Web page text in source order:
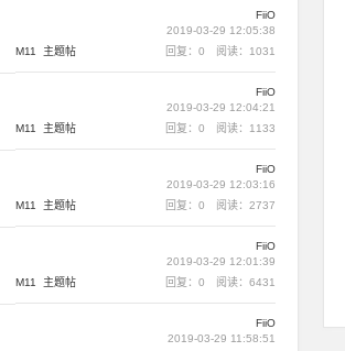
FiiO
2019-03-29 12:05:38
M11 主题帖 回复：0 阅读：1031
FiiO
2019-03-29 12:04:21
M11 主题帖 回复：0 阅读：1133
FiiO
2019-03-29 12:03:16
M11 主题帖 回复：0 阅读：2737
FiiO
2019-03-29 12:01:39
M11 主题帖 回复：0 阅读：6431
FiiO
2019-03-29 11:58:51